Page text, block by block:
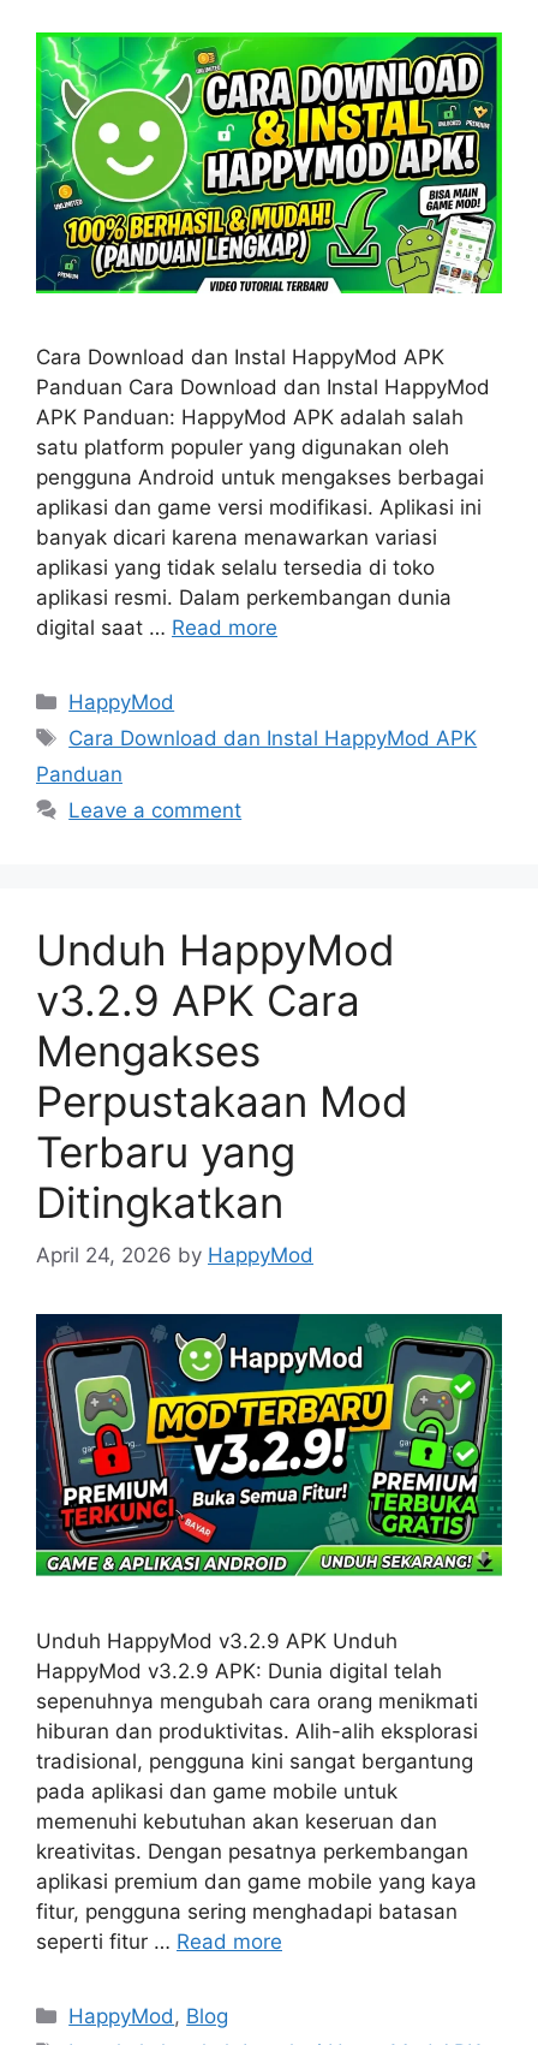
Cara Download dan Instal HappyMod APK
Panduan Cara Download dan Instal HappyMod
APK Panduan: HappyMod APK adalah salah
satu platform populer yang digunakan oleh
pengguna Android untuk mengakses berbagai
aplikasi dan game versi modifikasi. Aplikasi ini
banyak dicari karena menawarkan variasi
aplikasi yang tidak selalu tersedia di toko
aplikasi resmi. Dalam perkembangan dunia
digital saat … Read more
Categories
HappyMod
Tags
Cara Download dan Instal HappyMod APK
Panduan
Leave a comment
Unduh HappyMod
v3.2.9 APK Cara
Mengakses
Perpustakaan Mod
Terbaru yang
Ditingkatkan
April 24, 2026 by HappyMod
Unduh HappyMod v3.2.9 APK Unduh
HappyMod v3.2.9 APK: Dunia digital telah
sepenuhnya mengubah cara orang menikmati
hiburan dan produktivitas. Alih-alih eksplorasi
tradisional, pengguna kini sangat bergantung
pada aplikasi dan game mobile untuk
memenuhi kebutuhan akan keseruan dan
kreativitas. Dengan pesatnya perkembangan
aplikasi premium dan game mobile yang kaya
fitur, pengguna sering menghadapi batasan
seperti fitur … Read more
Categories
HappyMod , Blog